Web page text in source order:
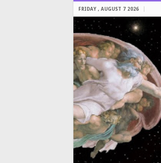
FRIDAY , AUGUST 7 2026